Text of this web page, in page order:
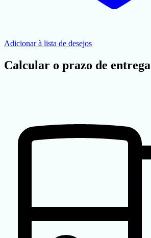
Adicionar à lista de desejos
Calcular o prazo de entrega